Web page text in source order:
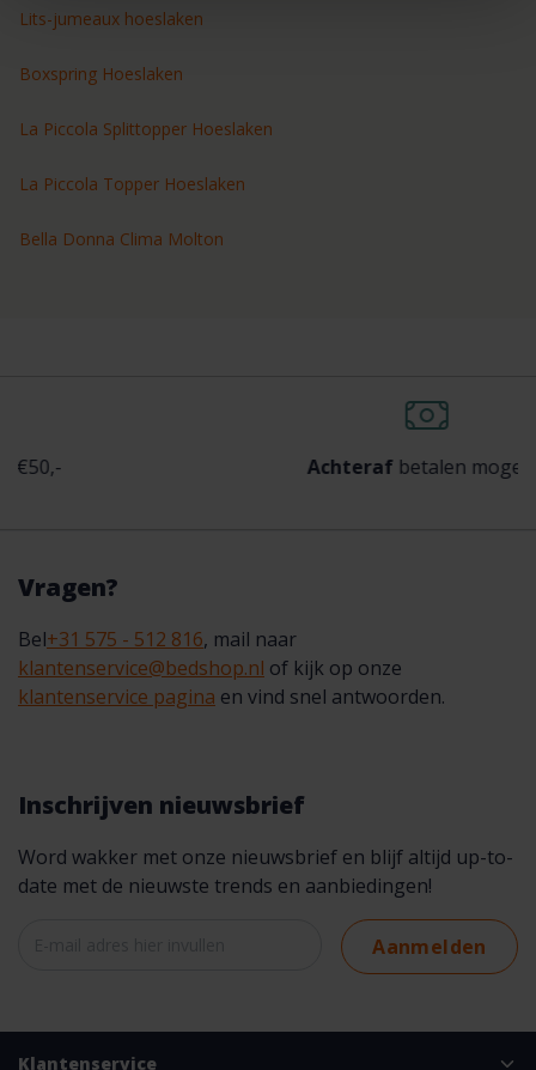
Lits-jumeaux hoeslaken
Boxspring Hoeslaken
La Piccola Splittopper Hoeslaken
La Piccola Topper Hoeslaken
Bella Donna Clima Molton
Achterafbetalen mogelijk
Vragen?
Bel+31 575 - 512 816, mail naar
klantenservice@bedshop.nl of kijk op onze
klantenservice pagina en vind snel antwoorden.
Inschrijven nieuwsbrief
Word wakker met onze nieuwsbrief en blijf altijd up-to-
date met de nieuwste trends en aanbiedingen!
Aanmelden
Klantenservice